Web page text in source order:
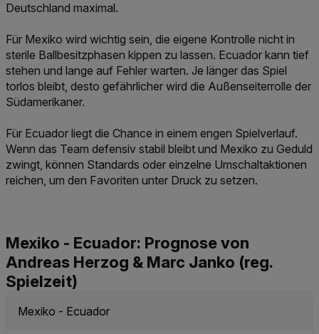
Deutschland maximal.
Für Mexiko wird wichtig sein, die eigene Kontrolle nicht in
sterile Ballbesitzphasen kippen zu lassen. Ecuador kann tief
stehen und lange auf Fehler warten. Je länger das Spiel
torlos bleibt, desto gefährlicher wird die Außenseiterrolle der
Südamerikaner.
Für Ecuador liegt die Chance in einem engen Spielverlauf.
Wenn das Team defensiv stabil bleibt und Mexiko zu Geduld
zwingt, können Standards oder einzelne Umschaltaktionen
reichen, um den Favoriten unter Druck zu setzen.
Mexiko - Ecuador: Prognose von
Andreas Herzog & Marc Janko (reg.
Spielzeit)